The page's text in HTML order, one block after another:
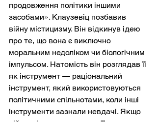
продовження політики іншими
засобами». Клаузевіц позбавив
війну містицизму. Він відкинув ідею
про те, що вона є виключно
моральним недоліком чи біологічним
імпульсом. Натомість він розглядав її
як інструмент — раціональний
інструмент, який використовуються
політичними спільнотами, коли інші
інструменти зазнали невдачі. Якщо